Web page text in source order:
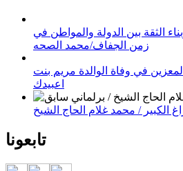
الثقة بين الدولة والمواطن في
زمن الجفاف/محمد الصحه
في وفاة الوالدة مريم بنت
اعبيدك
الكبير / محمد غلام الحاج الشيخ
تابعونا